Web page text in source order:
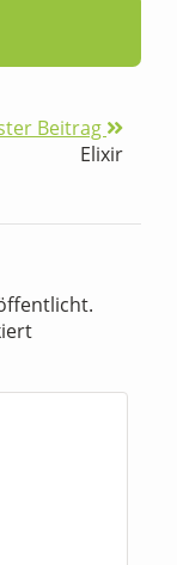
Beitrag
Elixir